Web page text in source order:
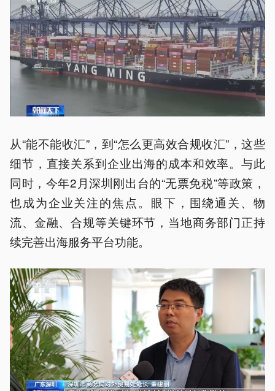
从“能不能收汇”，到“怎么更高效合规收汇”，这些
细节，直接关系到企业出海的成本和效率。与此
同时，今年2月深圳刚出台的“无票免税”等政策，
也成为企业关注的焦点。眼下，围绕通关、物
流、金融、合规等关键环节，当地商务部门正持
续完善出海服务平台功能。